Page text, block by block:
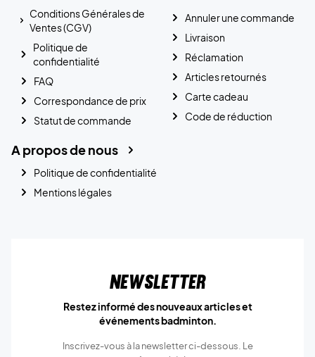
Conditions Générales de
Ventes (CGV)
Politique de
confidentialité
FAQ
Correspondance de prix
Statut de commande
Annuler une commande
Livraison
Réclamation
Articles retournés
Carte cadeau
Code de réduction
A propos de nous
Politique de confidentialité
Mentions légales
Newsletter
Restez informé des nouveaux articles et
événements badminton.
Inscrivez-vous à la newsletter ci-dessous. Le